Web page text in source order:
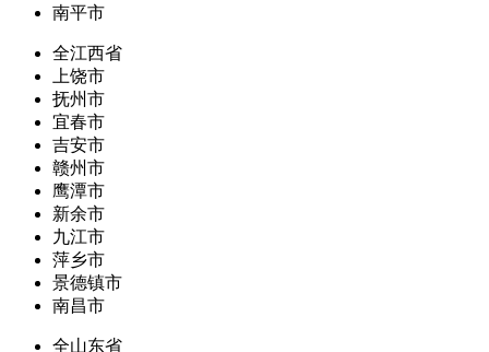
南平市
全江西省
上饶市
抚州市
宜春市
吉安市
赣州市
鹰潭市
新余市
九江市
萍乡市
景德镇市
南昌市
全山东省